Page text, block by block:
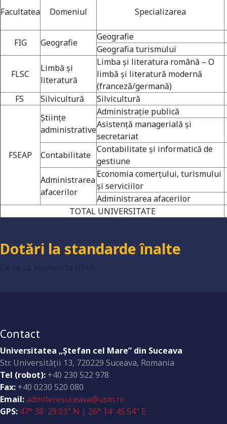
Facultatea Domeniul Specializarea
FIG Geografie
Geografie
Geografia turismului
FLSC
Limbă și
literatură
Limba şi literatura română – O
limbă şi literatură modernă
(franceză/germană)
FS Silvicultură Silvicultură
FSEAP
Științe
administrative
Administraţie publică
Asistenţă managerială şi
secretariat
Contabilitate
Contabilitate şi informatică de
gestiune
Administrarea
afacerilor
Economia comerţului, turismului
şi serviciilor
Administrarea afacerilor
TOTAL UNIVERSITATE
Universitate acreditată
Grad de încredere ridicat
Dotări la standarde înalte
Contact
Universitatea „Ştefan cel Mare” din Suceava
Str. Universităţii 13, 720229 Suceava, Romania
Tel (robot): +40 230 522 978
Fax: +40 0230 520 080
Email:admiteresuceava@usm.ro
GPS: 47° 38′ 29.03″ N | 26° 14′ 45.54″ E